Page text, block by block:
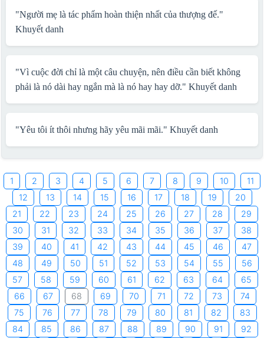
"Người mẹ là tác phẩm hoàn thiện nhất của thượng đế."
Khuyết danh
"Vì cuộc đời chỉ là một câu chuyện, nên điều cần biết không
phải là nó dài hay ngắn mà là nó hay hay dỡ." Khuyết danh
"Yêu tôi ít thôi nhưng hãy yêu mãi mãi." Khuyết danh
1 2 3 4 5 6 7 8 9 10
11
12
13 14 15 16 17 18 19
20
21
22 23 24 25 26 27 28
29
30
31 32 33 34 35 36 37
38
39
40 41 42 43 44 45 46
47
48
49 50 51 52 53 54 55
56
57
58 59 60 61 62 63 64
65
66
67 68 69 70 71 72 73
74
75
76 77 78 79 80 81 82
83
84
85 86 87 88 89 90 91
92